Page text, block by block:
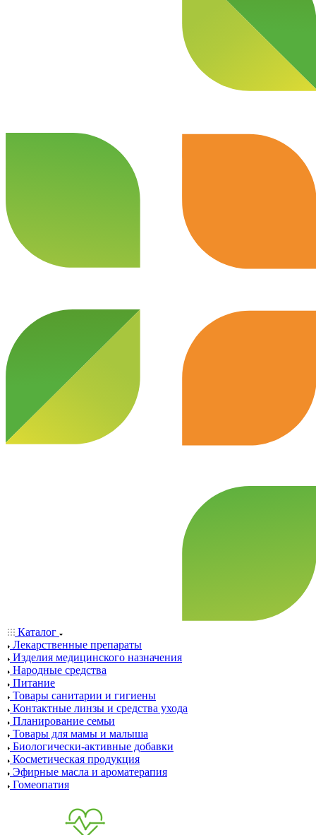
Каталог
Лекарственные препараты
Изделия медицинского назначения
Народные средства
Питание
Товары санитарии и гигиены
Контактные линзы и средства ухода
Планирование семьи
Товары для мамы и малыша
Биологически-активные добавки
Косметическая продукция
Эфирные масла и ароматерапия
Гомеопатия